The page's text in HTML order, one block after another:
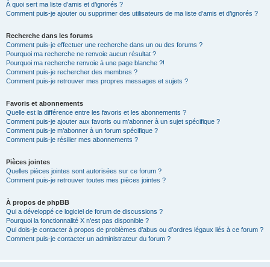
À quoi sert ma liste d’amis et d’ignorés ?
Comment puis-je ajouter ou supprimer des utilisateurs de ma liste d’amis et d’ignorés ?
Recherche dans les forums
Comment puis-je effectuer une recherche dans un ou des forums ?
Pourquoi ma recherche ne renvoie aucun résultat ?
Pourquoi ma recherche renvoie à une page blanche ?!
Comment puis-je rechercher des membres ?
Comment puis-je retrouver mes propres messages et sujets ?
Favoris et abonnements
Quelle est la différence entre les favoris et les abonnements ?
Comment puis-je ajouter aux favoris ou m’abonner à un sujet spécifique ?
Comment puis-je m’abonner à un forum spécifique ?
Comment puis-je résilier mes abonnements ?
Pièces jointes
Quelles pièces jointes sont autorisées sur ce forum ?
Comment puis-je retrouver toutes mes pièces jointes ?
À propos de phpBB
Qui a développé ce logiciel de forum de discussions ?
Pourquoi la fonctionnalité X n’est pas disponible ?
Qui dois-je contacter à propos de problèmes d’abus ou d’ordres légaux liés à ce forum ?
Comment puis-je contacter un administrateur du forum ?